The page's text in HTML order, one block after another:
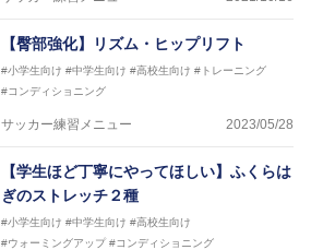
【臀部強化】リズム・ヒップリフト
#小学生向け #中学生向け #高校生向け #トレーニング
#コンディショニング
サッカー練習メニュー 2023/05/28
【学生ほど丁寧にやってほしい】ふくらは
ぎのストレッチ２種
#小学生向け #中学生向け #高校生向け
#ウォーミングアップ #コンディショニング